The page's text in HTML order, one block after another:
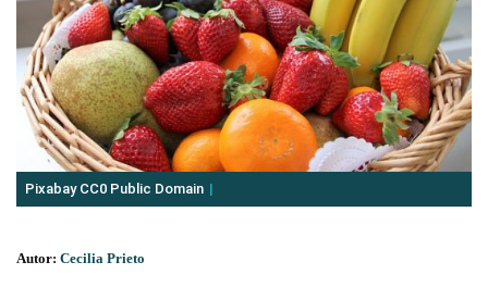
Pixabay CC0 Public Domain
Autor: Cecilia Prieto